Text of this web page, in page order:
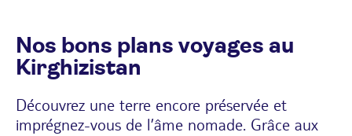
Nos bons plans voyages au
Kirghizistan
Découvrez une terre encore préservée et
imprégnez-vous de l’âme nomade. Grâce aux